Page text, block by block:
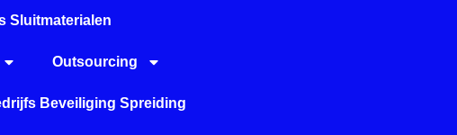
Sluitmaterialen
Outsourcing
Beveiliging Spreiding